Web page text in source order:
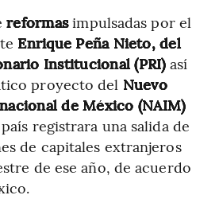
reformasimpulsadas por el
Enrique Peña Nieto, del
Institucional (PRI)así
proyecto del Nuevo
de México (NAIM)
registrara una salida de
de capitales extranjeros
de ese año, de acuerdo